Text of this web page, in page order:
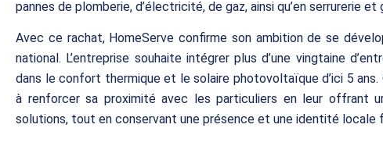
pannes de plomberie, d’électricité, de gaz, ainsi qu’en serrurerie et
Avec ce rachat, HomeServe confirme son ambition de se
national. L’entreprise souhaite intégrer plus d’une vingtaine
dans le confort thermique et le solaire photovoltaïque d’ici 5
à renforcer sa proximité avec les particuliers en leur offrant
solutions, tout en conservant une présence et une identité locale